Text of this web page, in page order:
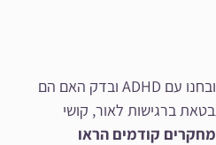
המחקר התמקד בנבדקים שאובחנו עם ADHD ובדק האם הם
ברגישות לאור, קושי
מחקרים קודמים הראו